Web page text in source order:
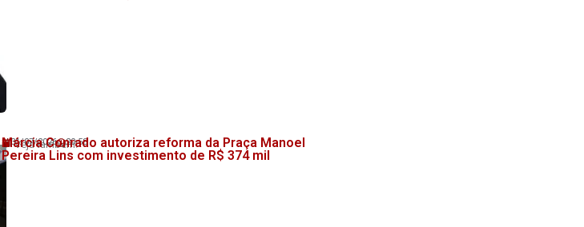
💬 Veja também!
31/07/2026 20:58
Márcia Conrado autoriza reforma da Praça Manoel
Pereira Lins com investimento de R$ 374 mil